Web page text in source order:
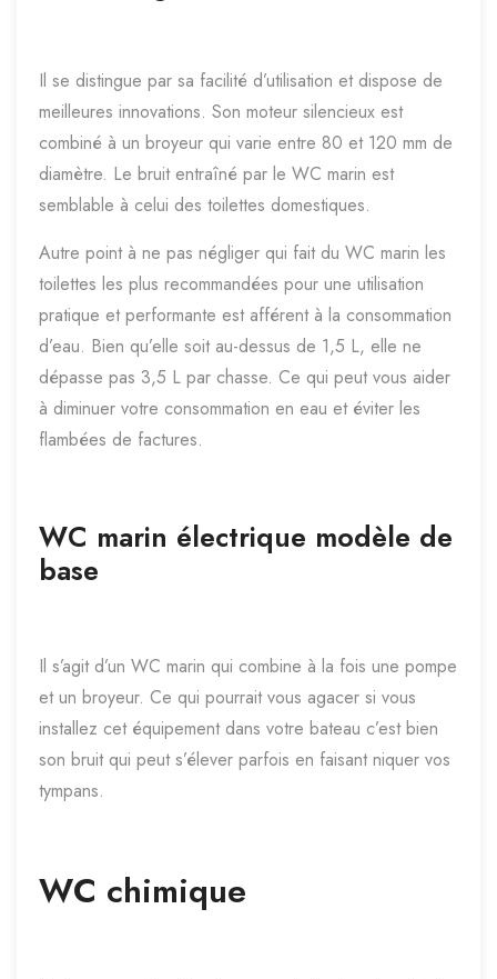
Il se distingue par sa facilité d’utilisation et dispose de
meilleures innovations. Son moteur silencieux est
combiné à un broyeur qui varie entre 80 et 120 mm de
diamètre. Le bruit entraîné par le WC marin est
semblable à celui des toilettes domestiques.
Autre point à ne pas négliger qui fait du WC marin les
toilettes les plus recommandées pour une utilisation
pratique et performante est afférent à la consommation
d’eau. Bien qu’elle soit au-dessus de 1,5 L, elle ne
dépasse pas 3,5 L par chasse. Ce qui peut vous aider
à diminuer votre consommation en eau et éviter les
flambées de factures.
WC marin électrique modèle de
base
Il s’agit d’un WC marin qui combine à la fois une pompe
et un broyeur. Ce qui pourrait vous agacer si vous
installez cet équipement dans votre bateau c’est bien
son bruit qui peut s’élever parfois en faisant niquer vos
tympans.
WC chimique